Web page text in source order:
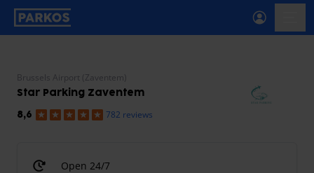
primary-navigation-label
Brussels Airport (Zaventem)
Star Parking Zaventem
8,6 782 reviews
Open 24/7